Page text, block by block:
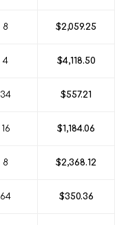
8 $2,059.25
4 $4,118.50
34 $557.21
16 $1,184.06
8 $2,368.12
64 $350.36